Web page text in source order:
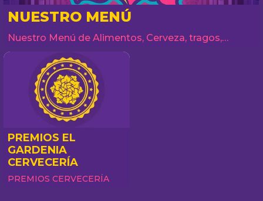
NUESTRO MENÚ
Nuestro Menú de Alimentos, Cerveza, tragos,
PREMIOS EL
GARDENIA
CERVECERÍA
PREMIOS CERVECERÍA